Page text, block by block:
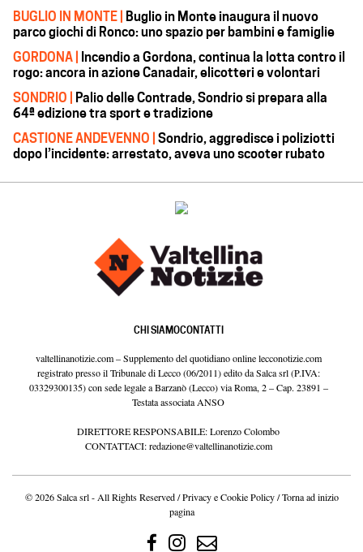
BUGLIO IN MONTE | Buglio in Monte inaugura il nuovo
parco giochi di Ronco: uno spazio per bambini e famiglie
GORDONA | Incendio a Gordona, continua la lotta contro il
rogo: ancora in azione Canadair, elicotteri e volontari
SONDRIO | Palio delle Contrade, Sondrio si prepara alla
64ª edizione tra sport e tradizione
CASTIONE ANDEVENNO | Sondrio, aggredisce i poliziotti
dopo l’incidente: arrestato, aveva uno scooter rubato
CHI SIAMOCONTATTI
valtellinanotizie.com – Supplemento del quotidiano online lecconotizie.com
registrato presso il Tribunale di Lecco (06/2011) edito da Salca srl (P.IVA:
03329300135) con sede legale a Barzanò (Lecco) via Roma, 2 – Cap. 23891 –
Testata associata ANSO
DIRETTORE RESPONSABILE: Lorenzo Colombo
CONTATTACI:redazione@valtellinanotizie.com
© 2026 Salca srl - All Rights Reserved /Privacy e Cookie Policy/Torna ad inizio
pagina